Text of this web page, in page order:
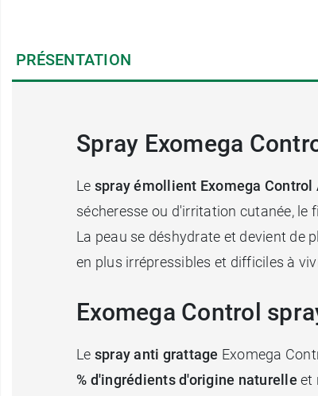
PRÉSENTATION
Spray Exomega
Le spray émollient Exomega Control
sécheresse ou d'irritation cutanée, le
La peau se déshydrate et devient de
en plus irrépressibles et difficiles à
Exomega Control
Le spray anti grattage Exomega
% d'ingrédients d'origine naturelle et